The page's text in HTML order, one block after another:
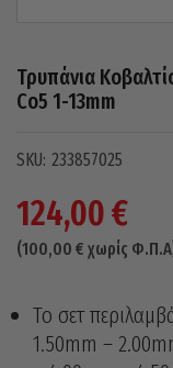
Τρυπάνια
Co5 1-13mm
233857025
124,00€
(100,00 € χωρίς
Το σετ
1.50mm –